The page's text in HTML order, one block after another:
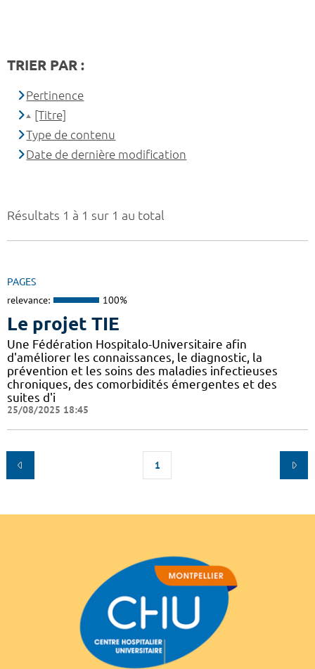
Résultats 1 à 1 sur 1 au total
PAGES
relevance: 100%
Le projet TIE
Une Fédération Hospitalo-Universitaire afin
d'améliorer les connaissances, le diagnostic, la
prévention et les soins des maladies infectieuses
chroniques, des comorbidités émergentes et des
suites d'i
25/08/2025 18:45
1
TRIER PAR :
Pertinence
[Titre]
Type de contenu
Date de dernière modification